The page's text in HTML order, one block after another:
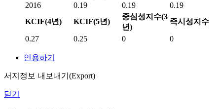
2016 0.19 0.19
0.19
KCIF(4년)
KCIF(5년)
중심성지수(3
년)
즉시성지수
0.27 0.25 0 0
인용하기
서지정보 내보내기(Export)
닫기